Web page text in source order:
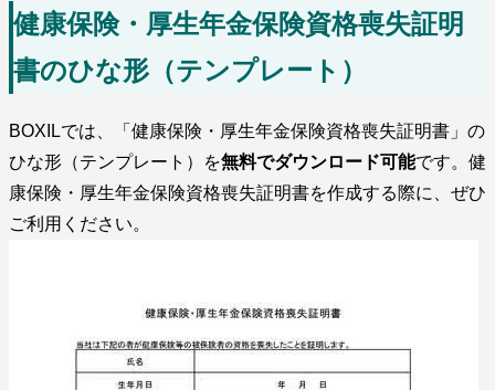
健康保険・厚生年金保険資格喪失証明
書のひな形（テンプレート）
BOXILでは、「健康保険・厚生年金保険資格喪失証明書」の
ひな形（テンプレート）を無料でダウンロード可能です。健
康保険・厚生年金保険資格喪失証明書を作成する際に、ぜひ
ご利用ください。